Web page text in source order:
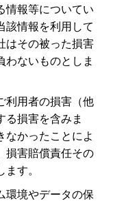
情報等についてい
該情報を利用して
はその被った損害
わないものとしま
利用者の損害（他
る損害を含みま
なかったことによ
損害賠償責任その
す。
環境やデータの保